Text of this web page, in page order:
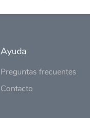
Ayuda
Preguntas frecuentes
Contacto